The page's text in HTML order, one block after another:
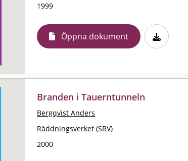
1999
Öppna dokument
Branden i Tauerntunneln
Bergqvist Anders
Räddningsverket (SRV)
2000